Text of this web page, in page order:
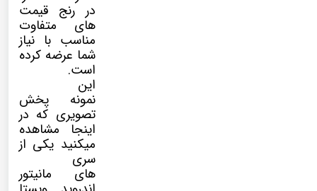
در رنج قیمت
های متفاوت
مناسب با نیاز
شما عرضه کرده
است.
این
نمونه پخش
تصویری که در
اینجا مشاهده
میکنید یکی از
سری
های مانیتور